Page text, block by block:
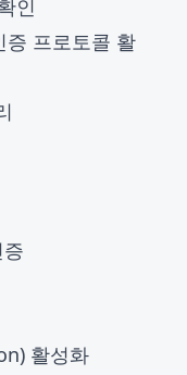
인
증 프로토콜 활
활성화